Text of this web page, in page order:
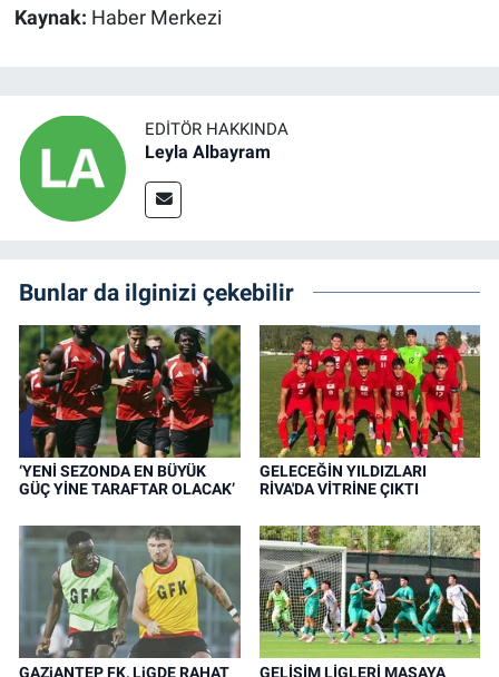
Kaynak: Haber Merkezi
EDITÖR HAKKINDA
Leyla Albayram
Bunlar da ilginizi çekebilir
‘YENİ SEZONDA EN BÜYÜK
GÜÇ YİNE TARAFTAR OLACAK’
GELECEĞİN YILDIZLARI
RİVA'DA VİTRİNE ÇIKTI
GAZiANTEP FK, LiGDE RAHAT GELİŞİM LİGLERİ MASAYA